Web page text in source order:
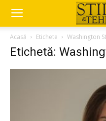
Acasă Etichete Washington
Etichetă: